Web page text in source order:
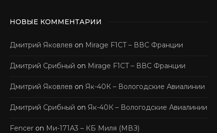
НОВЫЕ КОММЕНТАРИИ
Дмитрий Яковлев on Mirage F1CT – ВВС Франции
Дмитрий Срибный on Mirage F1CT – ВВС Франции
Дмитрий Яковлев on Як-40К – Вологодские Авиалинии
Дмитрий Срибный on Як-40К – Вологодские Авиалинии
Fencer on Ми-171А3 – КБ Миля (МВЗ)